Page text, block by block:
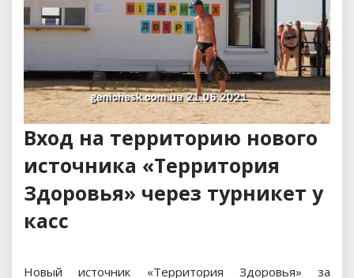
Вход на территорию нового
источника «Территория
Здоровья» через турникет у
касс
Новый источник «Территория Здоровья» за